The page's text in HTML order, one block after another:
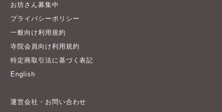
お坊さん募集中
プライバシーポリシー
一般向け利用規約
寺院会員向け利用規約
特定商取引法に基づく表記
English
運営会社・お問い合わせ